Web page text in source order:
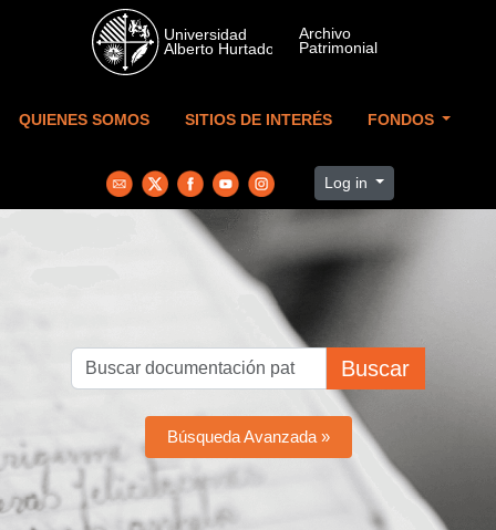
Skip to main content
QUIENES SOMOS SITIOS DE INTERÉS FONDOS
Log in
Buscar
Búsqueda Avanzada »